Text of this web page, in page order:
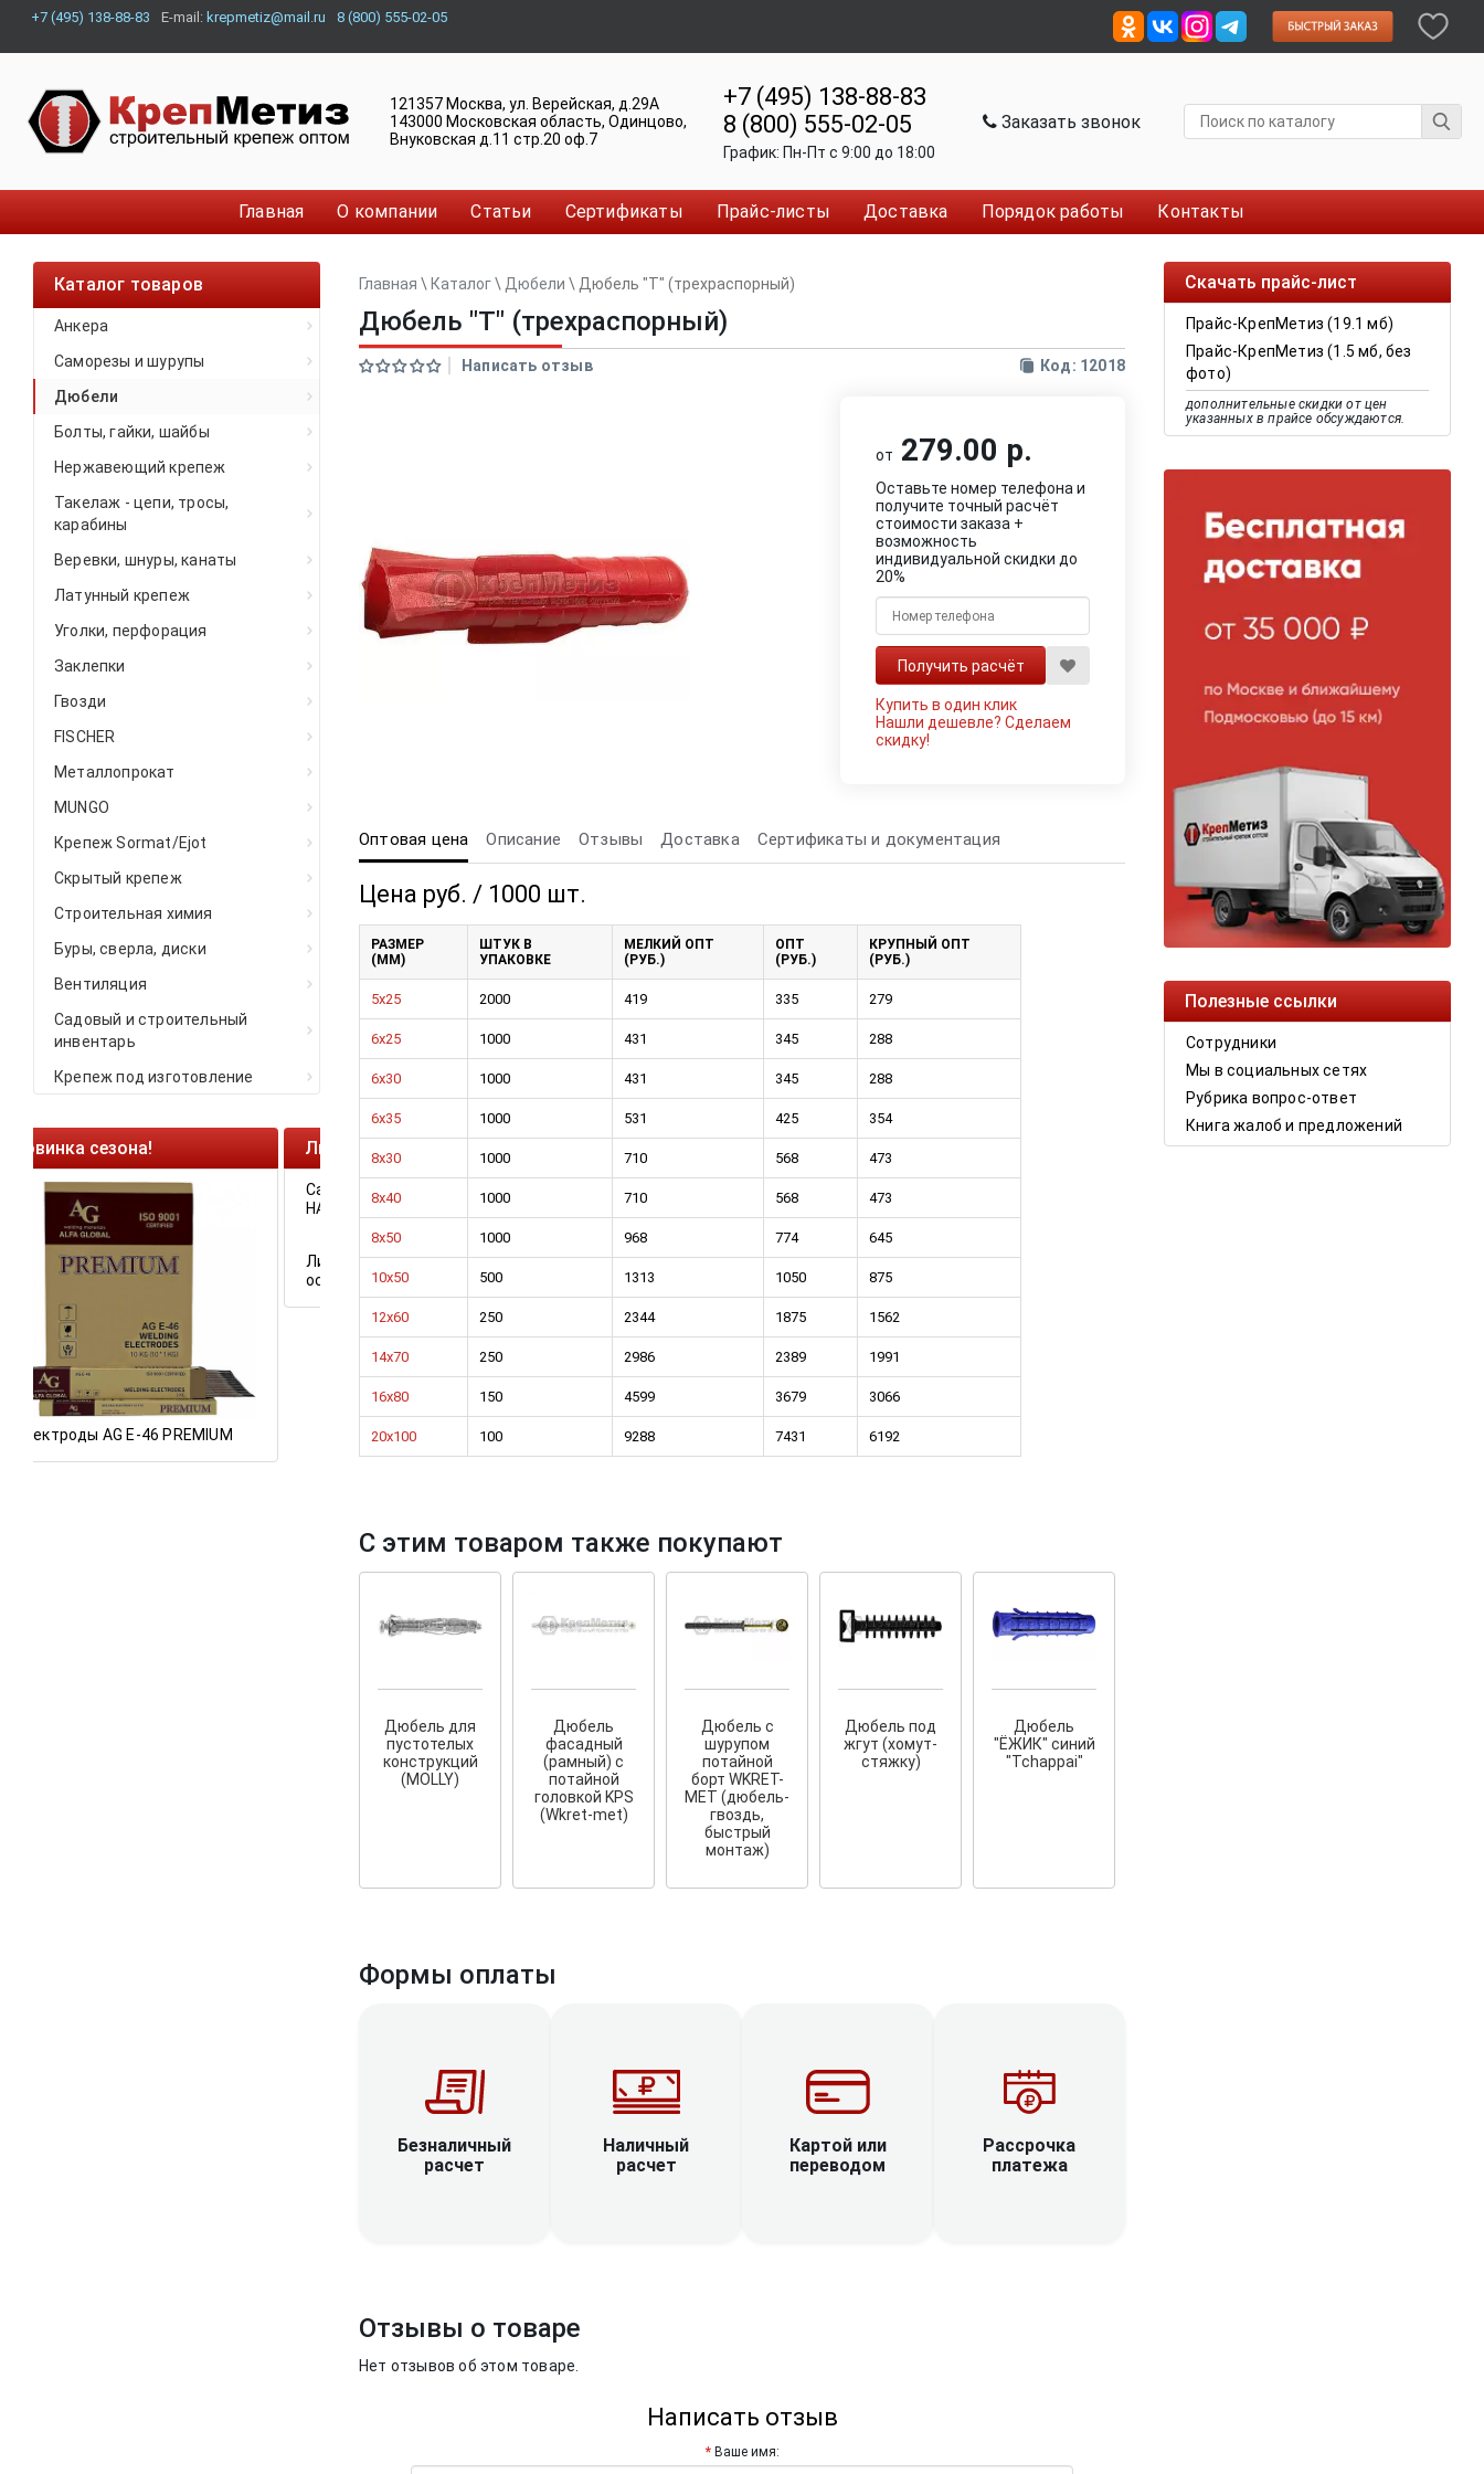
+7 (495) 138-88-83 E-mail: krepmetiz@mail.ru 8 (800) 555-02-05
121357 Москва, ул. Верейская, д.29А
143000 Московская область, Одинцово,
Внуковская д.11 стр.20 оф.7
+7 (495) 138-88-83
8 (800) 555-02-05
График: Пн-Пт c 9:00 до 18:00
Заказать звонок
Главная О компании Статьи Сертификаты Прайс-листы Доставка Порядок работы Контакты
Каталог товаров
Анкера
Саморезы и шурупы
Дюбели
Болты, гайки, шайбы
Нержавеющий крепеж
Такелаж - цепи, тросы,
карабины
Веревки, шнуры, канаты
Латунный крепеж
Уголки, перфорация
Заклепки
Гвозди
FISCHER
Металлопрокат
MUNGO
Крепеж Sormat/Ejot
Скрытый крепеж
Строительная химия
Буры, сверла, диски
Вентиляция
Садовый и строительный
инвентарь
Крепеж под изготовление
Ликвидация остатков!
Саморезы кровельные HKR-R
Ликвидация складских
остатков по ценам 2020 года!
Cкрытый крепеж
Крепление террас и фасадов
У нас появился
скрытый
крепеж для деревянных террас
и фасадов
Скачать прайс-лист
Прайс-КрепМетиз (19.1 мб)
Прайс-КрепМетиз (1.5 мб, без
фото)
дополнительные скидки от цен
указанных в прайсе обсуждаются.
Полезные ссылки
Сотрудники
Мы в социальных сетях
Рубрика вопрос-ответ
Книга жалоб и предложений
Главная \ Каталог\ Дюбели \ Дюбель "Т" (трехраспорный)
Дюбель "Т" (трехраспорный)
Написать отзыв Код: 12018
от 279.00 р.
Оставьте номер телефона и
получите точный расчёт
стоимости заказа +
возможность
индивидуальной скидки до
20%
Купить в один клик
Нашли дешевле?Сделаем
скидку!
Оптовая цена Описание Отзывы Доставка Сертификаты и документация
Цена руб. / 1000 шт.
РАЗМЕР
(ММ)
ШТУК В
УПАКОВКЕ
МЕЛКИЙ ОПТ
(РУБ.)
ОПТ
(РУБ.)
КРУПНЫЙ ОПТ
(РУБ.)
5х25 2000 419 335 279
6х25 1000 431 345 288
6х30 1000 431 345 288
6х35 1000 531 425 354
8х30 1000 710 568 473
8х40 1000 710 568 473
8х50 1000 968 774 645
10х50 500 1313 1050 875
12х60 250 2344 1875 1562
14х70 250 2986 2389 1991
16х80 150 4599 3679 3066
20х100 100 9288 7431 6192
С этим товаром также покупают
Дюбель для
пустотелых
конструкций
(MOLLY)
Дюбель
фасадный
(рамный) с
потайной
головкой KPS
(Wkret-met)
Дюбель с
шурупом
потайной
борт WKRET-
MET (дюбель-
гвоздь,
быстрый
монтаж)
Дюбель под
жгут (хомут-
стяжку)
Дюбель
"ЁЖИК" синий
"Tchappai"
Формы оплаты
Безналичный
расчет
Наличный
расчет
Картой или
переводом
Рассрочка
платежа
Отзывы о товаре
Нет отзывов об этом товаре.
Написать отзыв
Ваше имя: